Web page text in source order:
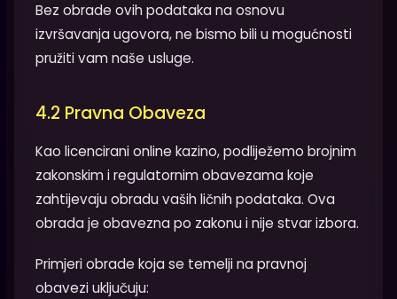
Bez obrade ovih podataka na osnovu
izvršavanja ugovora, ne bismo bili u mogućnosti
pružiti vam naše usluge.
4.2 Pravna Obaveza
Kao licencirani online kazino, podliježemo brojnim
zakonskim i regulatornim obavezama koje
zahtijevaju obradu vaših ličnih podataka. Ova
obrada je obavezna po zakonu i nije stvar izbora.
Primjeri obrade koja se temelji na pravnoj
obavezi uključuju: